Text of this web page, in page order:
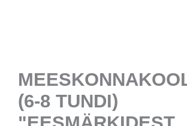
(6-8 TUNDI)